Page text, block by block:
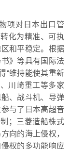
项对日本出口管
化为精准、可执
和平稳定。根据
》等具有国际法
“维持能使其重新
川崎重工等多家
、战斗机、导弹
与了日本高超音
；三菱造船株式
向的海上侵权，
权的多功能响应